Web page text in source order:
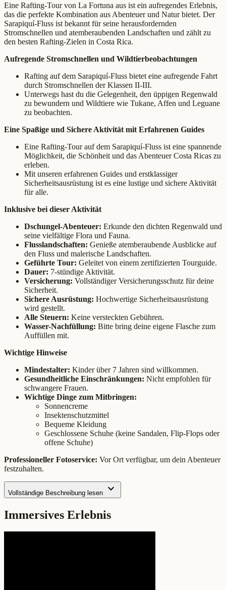
Eine Rafting-Tour von La Fortuna aus ist ein aufregendes Erlebnis,
das die perfekte Kombination aus Abenteuer und Natur bietet. Der
Sarapiquí-Fluss ist bekannt für seine herausfordernden
Stromschnellen und atemberaubenden Landschaften und zählt zu
den besten Rafting-Zielen in Costa Rica.
Aufregende Stromschnellen und Wildtierbeobachtungen
Rafting auf dem Sarapiquí-Fluss bietet eine aufregende Fahrt
durch Stromschnellen der Klassen II-III.
Unterwegs hast du die Gelegenheit, den üppigen Regenwald
zu bewundern und Wildtiere wie Tukane, Affen und Leguane
zu beobachten.
Eine Spaßige und Sichere Aktivität mit Erfahrenen Guides
Eine Rafting-Tour auf dem Sarapiquí-Fluss ist eine spannende
Möglichkeit, die Schönheit und das Abenteuer Costa Ricas zu
erleben.
Mit unseren erfahrenen Guides und erstklassiger
Sicherheitsausrüstung ist es eine lustige und sichere Aktivität
für alle.
Inklusive bei dieser Aktivität
Dschungel-Abenteuer: Erkunde den dichten Regenwald und
seine vielfältige Flora und Fauna.
Flusslandschaften: Genieße atemberaubende Ausblicke auf
den Fluss und malerische Landschaften.
Geführte Tour: Geleitet von einem zertifizierten Tourguide.
Dauer: 7-stündige Aktivität.
Versicherung: Vollständiger Versicherungsschutz für deine
Sicherheit.
Sichere Ausrüstung: Hochwertige Sicherheitsausrüstung
wird gestellt.
Alle Steuern: Keine versteckten Gebühren.
Wasser-Nachfüllung: Bitte bring deine eigene Flasche zum
Auffüllen mit.
Wichtige Hinweise
Mindestalter: Kinder über 7 Jahren sind willkommen.
Gesundheitliche Einschränkungen: Nicht empfohlen für
schwangere Frauen.
Wichtige Dinge zum Mitbringen:
Sonnencreme
Insektenschutzmittel
Bequeme Kleidung
Geschlossene Schuhe (keine Sandalen, Flip-Flops oder
offene Schuhe)
Professioneller Fotoservice: Vor Ort verfügbar, um dein Abenteuer
festzuhalten.
Vollständige Beschreibung lesen expand_more
Immersives Erlebnis